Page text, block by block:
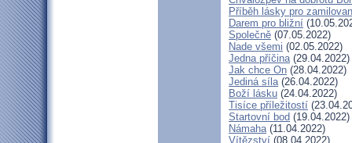
Příběh lásky pro
Darem pro bližní
Společně (07.05.2022)
Nade všemi (02.05.2022)
Jedna příčina(29.04.2022)
Jak chce On (28.04.2022)
Jediná síla(26.04.2022)
Boží lásku (24.04.2022)
Tisíce příležitostí
Startovní bod (19.04.2022)
Námaha(11.04.2022)
Vítězství (08.04.2022)